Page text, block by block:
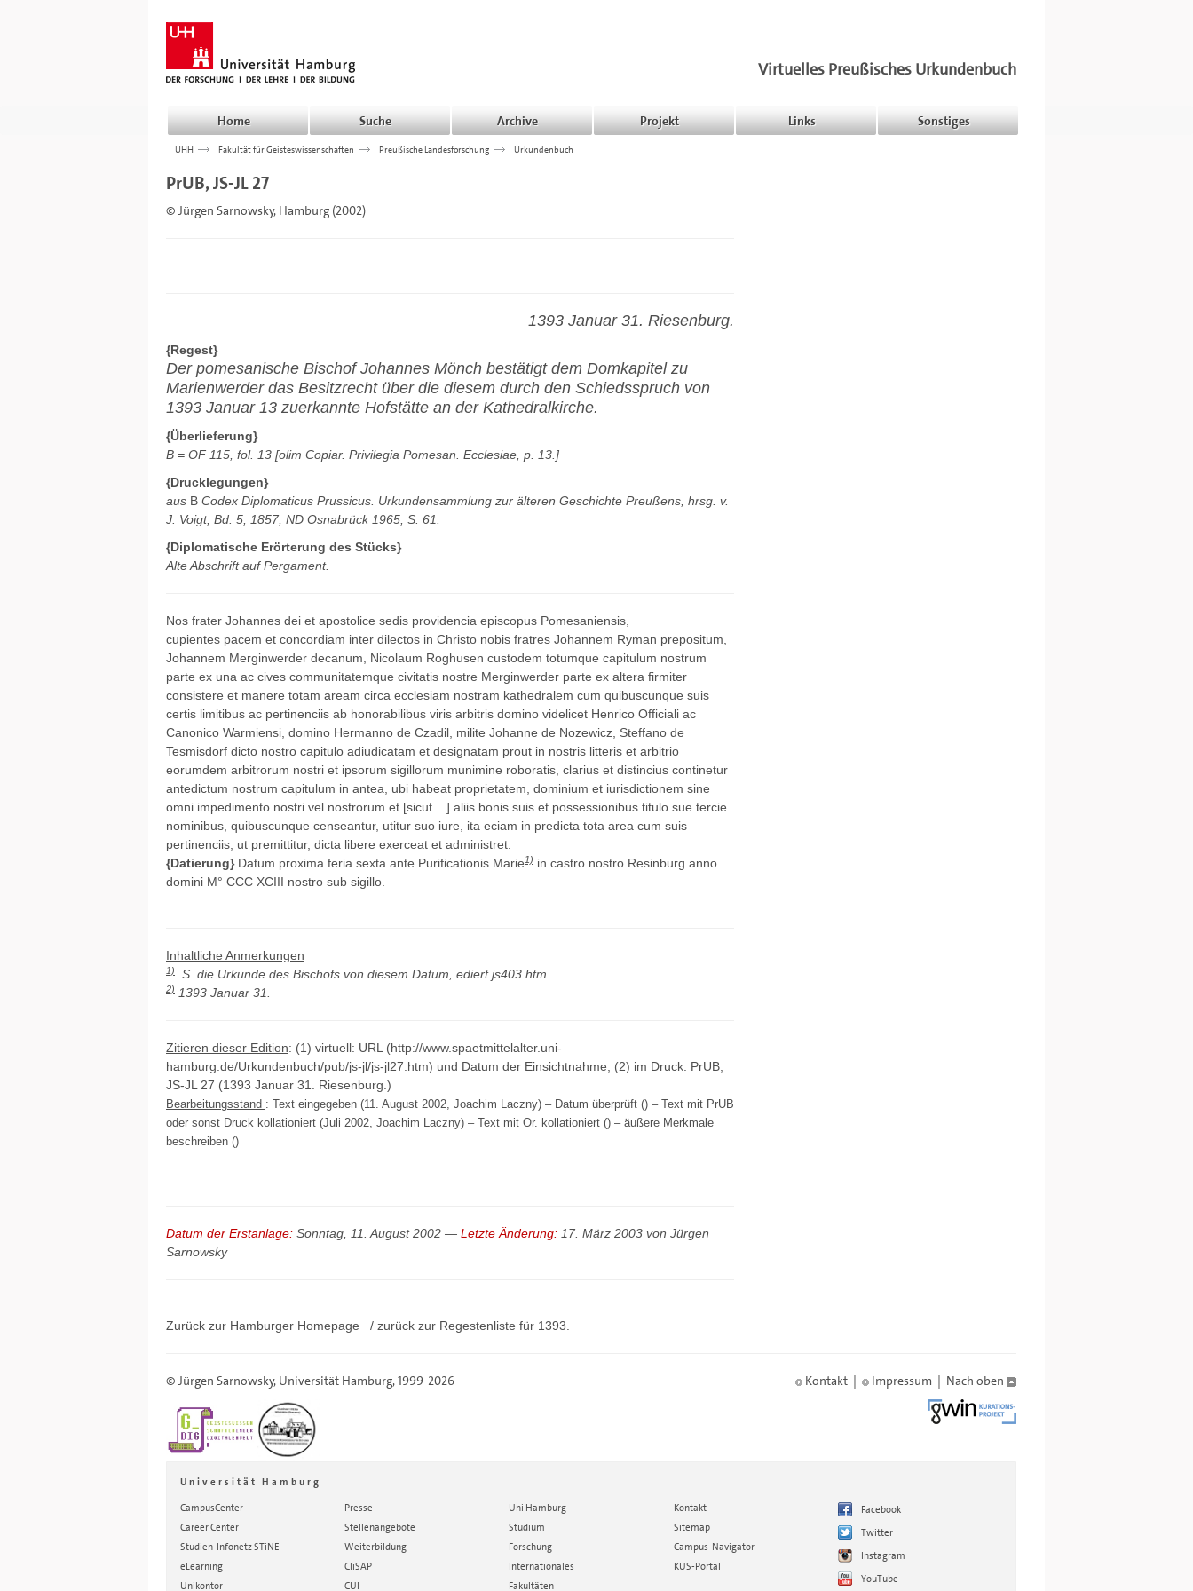
Virtuelles Preußisches Urkundenbuch
Home Suche Archive Projekt Links Sonstiges
UHH >>> Fakultät für Geisteswissenschaften >>> Preußische Landesforschung >>> Urkundenbuch
PrUB, JS-JL 27
© Jürgen Sarnowsky, Hamburg (2002)
1393 Januar 31. Riesenburg.
{Regest}
Der pomesanische Bischof Johannes Mönch bestätigt dem Domkapitel zu
Marienwerder das Besitzrecht über die diesem durch den Schiedsspruch von
1393 Januar 13 zuerkannte Hofstätte an der Kathedralkirche.
{Überlieferung}
B = OF 115, fol. 13 [olim Copiar. Privilegia Pomesan. Ecclesiae, p. 13.]
{Drucklegungen}
aus B Codex Diplomaticus Prussicus. Urkundensammlung zur älteren Geschichte Preußens, hrsg. v.
J. Voigt, Bd. 5, 1857, ND Osnabrück 1965, S. 61.
{Diplomatische Erörterung des Stücks}
Alte Abschrift auf Pergament.
Nos frater Johannes dei et apostolice sedis providencia episcopus Pomesaniensis,
cupientes pacem et concordiam inter dilectos in Christo nobis fratres Johannem Ryman prepositum,
Johannem Merginwerder decanum, Nicolaum Roghusen custodem totumque capitulum nostrum
parte ex una ac cives communitatemque civitatis nostre Merginwerder parte ex altera firmiter
consistere et manere totam aream circa ecclesiam nostram kathedralem cum quibuscunque suis
certis limitibus ac pertinenciis ab honorabilibus viris arbitris domino videlicet Henrico Officiali ac
Canonico Warmiensi, domino Hermanno de Czadil, milite Johanne de Nozewicz, Steffano de
Tesmisdorf dicto nostro capitulo adiudicatam et designatam prout in nostris litteris et arbitrio
eorumdem arbitrorum nostri et ipsorum sigillorum munimine roboratis, clarius et distincius continetur
antedictum nostrum capitulum in antea, ubi habeat proprietatem, dominium et iurisdictionem sine
omni impedimento nostri vel nostrorum et [sicut ...] aliis bonis suis et possessionibus titulo sue tercie
nominibus, quibuscunque censeantur, utitur suo iure, ita eciam in predicta tota area cum suis
pertinenciis, ut premittitur, dicta libere exerceat et administret.
{Datierung}Datum proxima feria sexta ante Purificationis Marie1) in castro nostro Resinburg anno
domini M° CCC XCIII nostro sub sigillo.
Inhaltliche Anmerkungen
1) S. die Urkunde des Bischofs von diesem Datum, ediertjs403.htm
2) 1393 Januar 31.
Zitieren dieser Edition: (1) virtuell: URL (http://www.spaetmittelalter.uni-
hamburg.de/Urkundenbuch/pub/js-jl/js-jl27.htm) und Datum der Einsichtnahme; (2) im Druck: PrUB,
JS-JL 27 (1393 Januar 31. Riesenburg.)
Bearbeitungsstand : Text eingegeben (11. August 2002, Joachim Laczny) – Datum überprüft () – Text mit PrUB
oder sonst Druck kollationiert (Juli 2002, Joachim Laczny) – Text mit Or. kollationiert () – äußere Merkmale
beschreiben ()
Datum der Erstanlage: Sonntag, 11. August 2002 — Letzte Änderung: 17. März 2003 von Jürgen
Sarnowsky
Zurück zur Hamburger Homepage / zurück zur Regestenliste für 1393.
© Jürgen Sarnowsky, Universität Hamburg, 1999-2026 Kontakt | Impressum | Nach oben